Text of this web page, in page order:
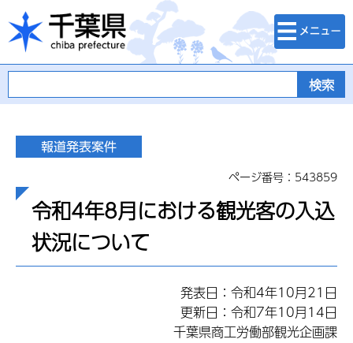
千葉県
検索・メニュ
ー
ページ番号：543859
令和4年8月における観光客の入込
状況について
発表日：令和4年10月21日
更新日：令和7年10月14日
千葉県商工労働部観光企画課